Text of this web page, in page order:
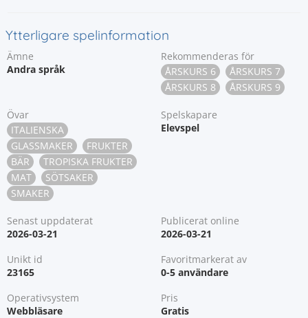
Ytterligare spelinformation
Ämne
Andra språk
Rekommenderas för
ÅRSKURS 6
ÅRSKURS 7
ÅRSKURS 8
ÅRSKURS 9
Övar
ITALIENSKA
GLASSMAKER
FRUKTER
BÄR
TROPISKA FRUKTER
MAT
SÖTSAKER
SMAKER
Spelskapare
Elevspel
Senast uppdaterat
2026-03-21
Publicerat online
2026-03-21
Unikt id
23165
Favoritmarkerat av
0-5 användare
Operativsystem
Webbläsare
Pris
Gratis